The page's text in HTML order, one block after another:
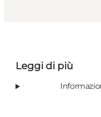
Leggi di più